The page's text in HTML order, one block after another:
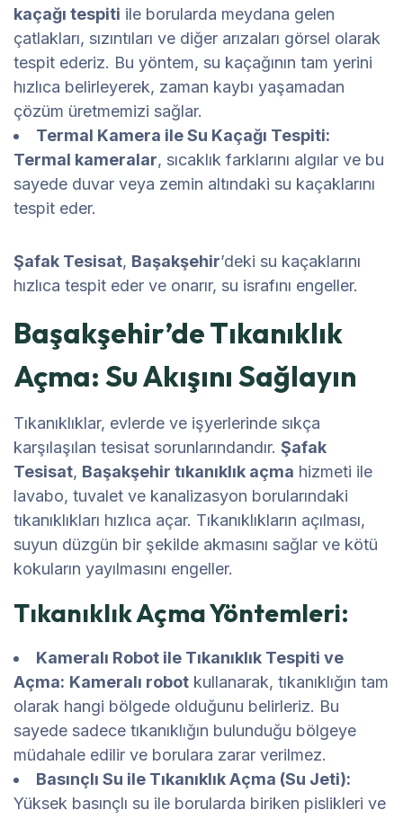
kaçağı tespiti ile borularda meydana gelen
çatlakları, sızıntıları ve diğer arızaları görsel olarak
tespit ederiz. Bu yöntem, su kaçağının tam yerini
hızlıca belirleyerek, zaman kaybı yaşamadan
çözüm üretmemizi sağlar.
Termal Kamera ile Su Kaçağı Tespiti:
Termal kameralar, sıcaklık farklarını algılar ve bu
sayede duvar veya zemin altındaki su kaçaklarını
tespit eder.
Şafak Tesisat, Başakşehir’deki su kaçaklarını
hızlıca tespit eder ve onarır, su israfını engeller.
Başakşehir’de Tıkanıklık
Açma: Su Akışını Sağlayın
Tıkanıklıklar, evlerde ve işyerlerinde sıkça
karşılaşılan tesisat sorunlarındandır. Şafak
Tesisat, Başakşehir tıkanıklık açma hizmeti ile
lavabo, tuvalet ve kanalizasyon borularındaki
tıkanıklıkları hızlıca açar. Tıkanıklıkların açılması,
suyun düzgün bir şekilde akmasını sağlar ve kötü
kokuların yayılmasını engeller.
Tıkanıklık Açma Yöntemleri:
Kameralı Robot ile Tıkanıklık Tespiti ve
Açma: Kameralı robot kullanarak, tıkanıklığın tam
olarak hangi bölgede olduğunu belirleriz. Bu
sayede sadece tıkanıklığın bulunduğu bölgeye
müdahale edilir ve borulara zarar verilmez.
Basınçlı Su ile Tıkanıklık Açma (Su Jeti):
Yüksek basınçlı su ile borularda biriken pislikleri ve